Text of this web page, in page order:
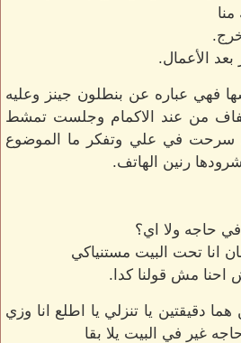
الأعمال.
فهي عباره عن بنطلون جينز وعليه
من عند الاكمام وجلست تمشط
سرحت في علي وتفكر ما الموضوع
رنين الهاتف.
حاجه ولا اي؟
انا تحت البيت مستنياكي
احنا مش قولنا كدا.
دقيقتين يا تنزلي يا اطلع انا وزي
غير في البيت يلا بقا